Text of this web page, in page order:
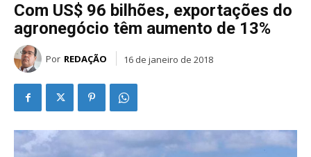
Com US$ 96 bilhões, exportações do
agronegócio têm aumento de 13%
Por REDAÇÃO 16 de janeiro de 2018